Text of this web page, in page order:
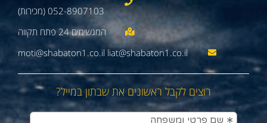
052-8907103 (מכירות)
moti@shabaton1.co.il liat@shabaton1.co.il
רוצים לקבל ראשונים את שבתון במייל?